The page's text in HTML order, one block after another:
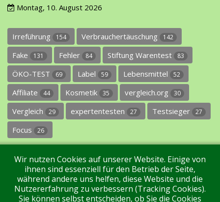
Montag, 10. August 2026
Irreführung 154 Verbrauchertäuschung 142
Fake 131 Fehler 84 Stiftung Warentest 83
ÖKO-TEST 69 Label 59 Lebensmittel 52
Affiliate 44 Kosmetik 35 vergleich.org 30
Vergleich 29 expertentesten 27 Testsieger 27
Focus 26
Wir nutzen Cookies auf unserer Website. Einige von
ihnen sind essenziell für den Betrieb der Seite,
während andere uns helfen, diese Website und die
Nutzererfahrung zu verbessern (Tracking Cookies).
Sie können selbst entscheiden, ob Sie die Cookies